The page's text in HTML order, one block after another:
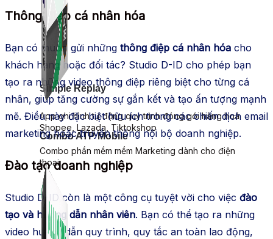
Combo ATP Mobile
Combo phần mềm mềm Marketing dành cho điện
thoại.
Simple Replay
App ghi hình tự động quy trình đóng gói hàng hoá
Shopee, Lazada, Tiktokshop
Thông điệp cá nhân hóa
Bạn có muốn gửi những thông điệp cá nhân hóa cho
khách hàng hoặc đối tác? Studio D-ID cho phép bạn
tạo ra những video thông điệp riêng biệt cho từng cá
nhân, giúp tăng cường sự gắn kết và tạo ấn tượng mạnh
mẽ. Điều này đặc biệt hữu ích trong các chiến dịch email
marketing hoặc truyền thông nội bộ doanh nghiệp.
Đào tạo doanh nghiệp
Studio D-ID còn là một công cụ tuyệt vời cho việc đào
tạo và hướng dẫn nhân viên. Bạn có thể tạo ra những
video hướng dẫn quy trình, quy tắc an toàn lao động,